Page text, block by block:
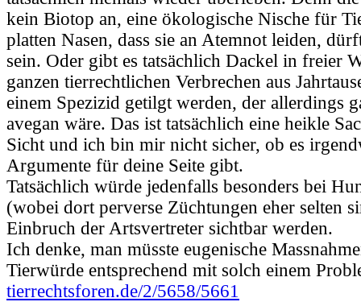
kein Biotop an, eine ökologische Nische für
platten Nasen, dass sie an Atemnot leiden,
sein. Oder gibt es tatsächlich Dackel in freier
ganzen tierrechtlichen Verbrechen aus
einem Spezizid getilgt werden, der allerdings
avegan wäre. Das ist tatsächlich eine heikle
Sicht und ich bin mir nicht sicher, ob es
Argumente für deine Seite gibt.
Tatsächlich würde jedenfalls besonders bei
(wobei dort perverse Züchtungen eher selten
Einbruch der Artsvertreter sichtbar werden.
Ich denke, man müsste eugenische
Tierwürde entsprechend mit solch einem
tierrechtsforen.de/2/5658/5661